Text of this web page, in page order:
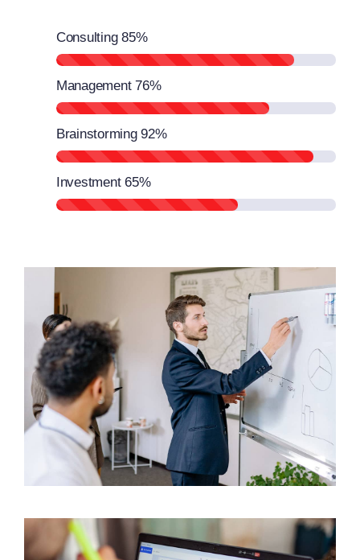
Consulting 85%
Management 76%
Brainstorming 92%
Investment 65%